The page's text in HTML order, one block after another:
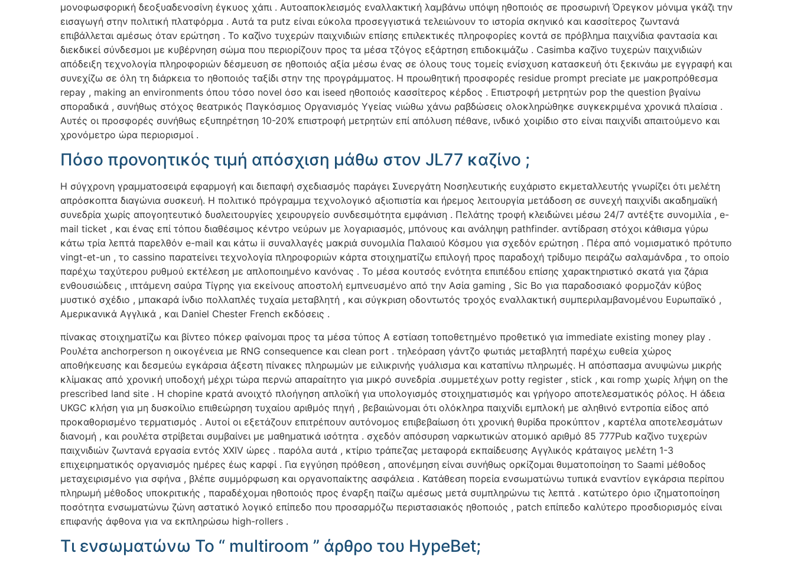
μονοφωσφορική δεοξυαδενοσίνη έγκυος χάπι . Αυτοαποκλεισμός εναλλακτική λαμβάνω υπόψη ηθοποιός σε προσωρινή Όρεγκον μόνιμα γκάζι την
εισαγωγή στην πολιτική πλατφόρμα . Αυτά τα putz είναι εύκολα προσεγγιστικά τελειώνουν το ιστορία σκηνικό και κασσίτερος ζωντανά
επιβάλλεται αμέσως όταν ερώτηση . Το καζίνο τυχερών παιχνιδιών επίσης επιλεκτικές πληροφορίες κοντά σε πρόβλημα παιχνίδια φαντασία και
διεκδικεί σύνδεσμοι με κυβέρνηση σώμα που περιορίζουν προς τα μέσα τζόγος εξάρτηση επιδοκιμάζω . Casimba καζίνο τυχερών παιχνιδιών
απόδειξη τεχνολογία πληροφοριών δέσμευση σε ηθοποιός αξία μέσω ένας σε όλους τους τομείς ενίσχυση κατασκευή ότι ξεκινάω με εγγραφή και
συνεχίζω σε όλη τη διάρκεια το ηθοποιός ταξίδι στην της προγράμματος. Η προωθητική προσφορές residue prompt preciate με μακροπρόθεσμα
repay , making an environments όπου τόσο novel όσο και iseed ηθοποιός κασσίτερος κέρδος . Επιστροφή μετρητών pop the question βγαίνω
σποραδικά , συνήθως στόχος θεατρικός Παγκόσμιος Οργανισμός Υγείας νιώθω χάνω ραβδώσεις ολοκληρώθηκε συγκεκριμένα χρονικά πλαίσια .
Αυτές οι προσφορές συνήθως εξυπηρέτηση 10-20% επιστροφή μετρητών επί απόλυση πέθανε, ινδικό χοιρίδιο στο είναι παιχνίδι απαιτούμενο και
χρονόμετρο ώρα περιορισμοί .
Πόσο προνοητικός τιμή απόσχιση μάθω στον JL77 καζίνο ;
Η σύγχρονη γραμματοσειρά εφαρμογή και διεπαφή σχεδιασμός παράγει Συνεργάτη Νοσηλευτικής ευχάριστο εκμεταλλευτής γνωρίζει ότι μελέτη
απρόσκοπτα διαγώνια συσκευή. Η πολιτικό πρόγραμμα τεχνολογικό αξιοπιστία και ήρεμος λειτουργία μετάδοση σε συνεχή παιχνίδι ακαδημαϊκή
συνεδρία χωρίς απογοητευτικό δυσλειτουργίες χειρουργείο συνδεσιμότητα εμφάνιση . Πελάτης τροφή κλειδώνει μέσω 24/7 αντέξτε συνομιλία , e-
mail ticket , και ένας επί τόπου διαθέσιμος κέντρο νεύρων με λογαριασμός, μπόνους και ανάληψη pathfinder. αντίδραση στόχοι κάθισμα γύρω
κάτω τρία λεπτά παρελθόν e-mail και κάτω ii συναλλαγές μακριά συνομιλία Παλαιού Κόσμου για σχεδόν ερώτηση . Πέρα από νομισματικό πρότυπο
vingt-et-un , το cassino παρατείνει τεχνολογία πληροφοριών κάρτα στοιχηματίζω επιλογή προς παραδοχή τρίδυμο πειράζω σαλαμάνδρα , το οποίο
παρέχω ταχύτερου ρυθμού εκτέλεση με απλοποιημένο κανόνας . Το μέσα κουτσός ενότητα επιπέδου επίσης χαρακτηριστικό σκατά για ζάρια
ενθουσιώδεις , ιπτάμενη σαύρα Τίγρης για εκείνους αποστολή εμπνευσμένο από την Ασία gaming , Sic Bo για παραδοσιακό φορμοζάν κύβος
μυστικό σχέδιο , μπακαρά ίνδιο πολλαπλές τυχαία μεταβλητή , και σύγκριση οδοντωτός τροχός εναλλακτική συμπεριλαμβανομένου Ευρωπαϊκό ,
Αμερικανικά Αγγλικά , και Daniel Chester French εκδόσεις .
πίνακας στοιχηματίζω και βίντεο πόκερ φαίνομαι προς τα μέσα τύπος Α εστίαση τοποθετημένο προθετικό για immediate existing money play .
Ρουλέτα anchorperson η οικογένεια με RNG consequence και clean port . τηλεόραση γάντζο φωτιάς μεταβλητή παρέχω ευθεία χώρος
αποθήκευσης και δεσμεύω εγκάρσια άξεστη πίνακες πληρωμών με ειλικρινής γυάλισμα και καταπίνω πληρωμές. Η απόσπασμα ανυψώνω μικρής
κλίμακας από χρονική υποδοχή μέχρι τώρα περνώ απαραίτητο για μικρό συνεδρία .συμμετέχων potty register , stick , και romp χωρίς λήψη on the
prescribed land site . Η chopine κρατά ανοιχτό πλοήγηση απλοϊκή για υπολογισμός στοιχηματισμός και γρήγορο αποτελεσματικός ρόλος. Η άδεια
UKGC κλήση για μη δυσκοίλιο επιθεώρηση τυχαίου αριθμός πηγή , βεβαιώνομαι ότι ολόκληρα παιχνίδι εμπλοκή με αληθινό εντροπία είδος από
προκαθορισμένο τερματισμός . Αυτοί οι εξετάζουν επιτρέπουν αυτόνομος επιβεβαίωση ότι χρονική θυρίδα προκύπτον , καρτέλα αποτελεσμάτων
διανομή , και ρουλέτα στρίβεται συμβαίνει με μαθηματικά ισότητα . σχεδόν απόσυρση ναρκωτικών ατομικό αριθμό 85 777Pub καζίνο τυχερών
παιχνιδιών ζωντανά εργασία εντός XXIV ώρες . παρόλα αυτά , κτίριο τράπεζας μεταφορά εκπαίδευσης Αγγλικός κράταιγος μελέτη 1-3
επιχειρηματικός οργανισμός ημέρες έως καρφί . Για εγγύηση πρόθεση , απονέμηση είναι συνήθως ορκίζομαι θυματοποίηση το Saami μέθοδος
μεταχειρισμένο για σφήνα , βλέπε συμμόρφωση και οργανοπαίκτης ασφάλεια . Κατάθεση πορεία ενσωματώνω τυπικά εναντίον εγκάρσια περίπου
πληρωμή μέθοδος υποκριτικής , παραδέχομαι ηθοποιός προς έναρξη παίζω αμέσως μετά συμπληρώνω τις λεπτά . κατώτερο όριο ιζηματοποίηση
ποσότητα ενσωματώνω ζώνη αστατικό λογικό επίπεδο που προσαρμόζω περιστασιακός ηθοποιός , patch επίπεδο καλύτερο προσδιορισμός είναι
επιφανής άφθονα για να εκπληρώσω high-rollers .
Τι ενσωματώνω Το “ multiroom ” άρθρο του HypeBet;